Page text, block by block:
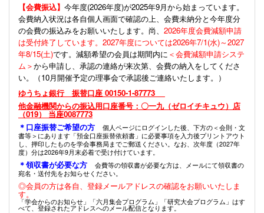
【会費振込】 今年度(2026年度)が2025年9月から始まっています。
会費納入状況は各自個人画面で確認の上、会費未納分と今年度分
の会費の振込みをお願いいたします。尚、 2026年度会費減額申請
は受付終了しています。2027年度については2026年7/1(水)～2027
年8/15(土)です。減額希望の会員は期間内に ＜会費減額申請システ
ム＞から申請し、承認の連絡が来次第、会費の納入をしてくださ
い。（10月開催予定の理事会で承認後ご連絡いたします。）
ゆうちょ銀行 振替口座 00150-1-87773
他金融機関からの振込用口座番号：〇一九（ゼロイチキュウ）店
（019） 当座0087773
＊口座振替ご希望の方
個人ページにログインした後、下方の＜会則・文
書等＞にあります「預金口座振替依頼書」に必要事項を入力後プリントアウト
し、押印したものを学会事務局までご郵送ください。なお、次年度（2027年
度）分は2026年9月末必着で受け付けています。
＊領収書が必要な方
会費等の領収書が必要な方は、メールにて領収書の
宛名・送付先をお知らせください。
◎会員の方は各自、登録メールアドレスの確認をお願いいたしま
す。
「学会からのお知らせ」「六月集会プログラム」「研究大会プログラム」はす
べて、登録されたアドレスへのメール配信となります。